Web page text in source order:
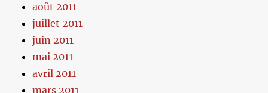
août 2011
juillet 2011
juin 2011
mai 2011
avril 2011
mars 2011